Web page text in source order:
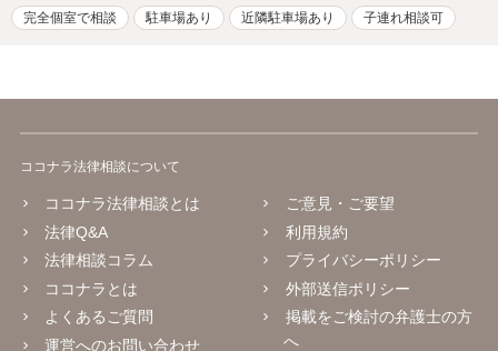
完全個室で相談 駐車場あり 近隣駐車場あり 子連れ相談可
ココナラ法律相談について
ココナラ法律相談とは
法律Q&A
法律相談コラム
ココナラとは
よくあるご質問
運営へのお問い合わせ
ご意見・ご要望
利用規約
プライバシーポリシー
外部送信ポリシー
掲載をご検討の弁護士の方
へ